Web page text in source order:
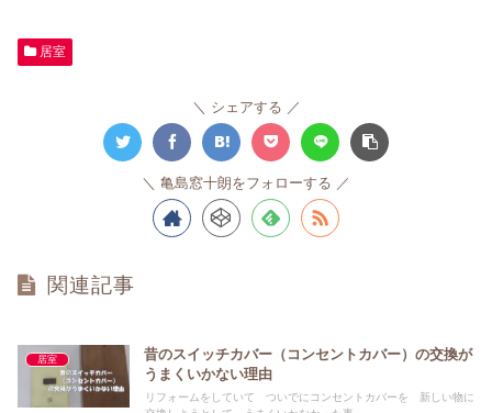
居室
シェアする
亀島窓十朗をフォローする
関連記事
居室
昔のスイッチカバー（コンセントカバー）の交換が
うまくいかない理由
リフォームをしていて ついでにコンセントカバーを 新しい物に